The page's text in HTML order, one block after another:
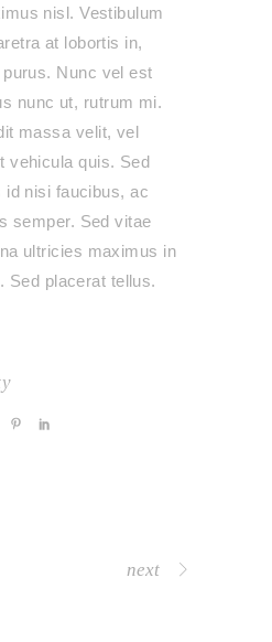
nisl. Vestibulum
at lobortis in,
Nunc vel est
nunc ut, rutrum mi.
massa velit, vel
vehicula quis. Sed
id nisi faucibus, ac
semper. Sed vitae
ultricies maximus in
Sed placerat tellus.
next